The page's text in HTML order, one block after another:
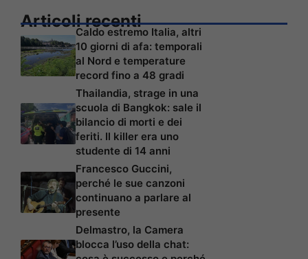
Articoli recenti
Caldo estremo Italia, altri
10 giorni di afa: temporali
al Nord e temperature
record fino a 48 gradi
Thailandia, strage in una
scuola di Bangkok: sale il
bilancio di morti e dei
feriti. Il killer era uno
studente di 14 anni
Francesco Guccini,
perché le sue canzoni
continuano a parlare al
presente
Delmastro, la Camera
blocca l’uso della chat: